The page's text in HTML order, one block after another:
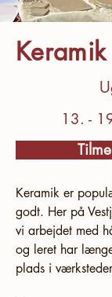
13. -
Keramik er
godt. Her på
vi arbejdet med
og leret har
plads i